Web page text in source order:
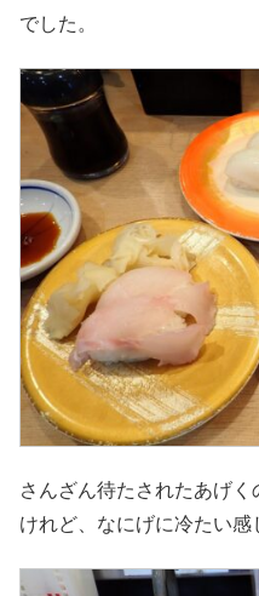
でした。
さんざん待たされたあげ
けれど、なにげに冷たい